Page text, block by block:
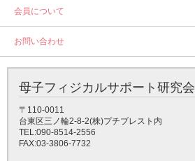
会員について
お問い合わせ
母子フィジカルサポート研究会
〒110-0011
台東区三ノ輪2-8-2(株)プチブレスト内
TEL:090-8514-2556
FAX:03-3806-7732